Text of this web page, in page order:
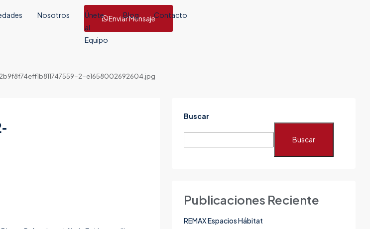
Nosotros
Únete
al
Equipo
Blog Contacto
Enviar Mensaje
2-e1658002692604.jpg
Buscar
Buscar
Publicaciones Reciente
REMAX Espacios Hábitat